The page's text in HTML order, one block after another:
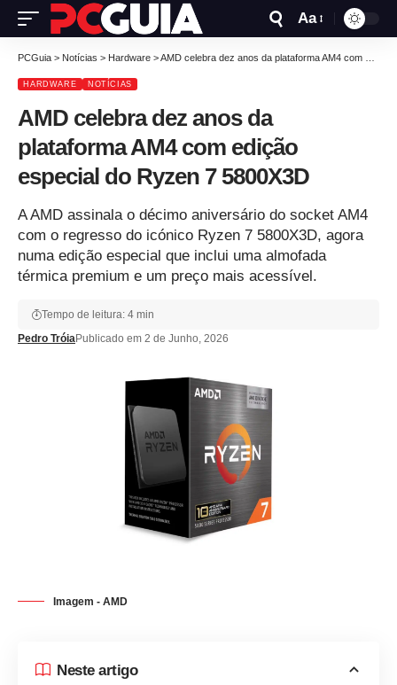
Aa
PCGuia > Notícias > Hardware >AMD celebra dez anos da plataforma AM4 com edição especial do Ryzen 7 5800X3D
HARDWARE NOTÍCIAS
AMD celebra dez anos da
plataforma AM4 com edição
especial do Ryzen 7 5800X3D
A AMD assinala o décimo aniversário do socket AM4
com o regresso do icónico Ryzen 7 5800X3D, agora
numa edição especial que inclui uma almofada
térmica premium e um preço mais acessível.
Pedro TróiaPublicado em 2 de Junho, 2026
Tempo de leitura: 4 min
Imagem - AMD
Neste artigo